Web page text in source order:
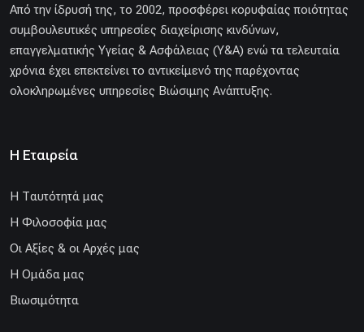
Από την ίδρυσή της, το 2002, προσφέρει κορυφαίας ποιότητας
συμβουλευτικές υπηρεσίες διαχείρισης κινδύνων,
επαγγελματικής Υγείας & Ασφάλειας (Υ&Α) ενώ τα τελευταία
χρόνια έχει επεκτείνει το αντικείμενό της παρέχοντας
ολοκληρωμένες υπηρεσίες Βιώσιμης Ανάπτυξης.
Η Εταιρεία
H Ταυτότητά μας
Η Φιλοσοφία μας
Οι Αξίες & οι Αρχές μας
Η Ομάδα μας
Βιωσιμότητα